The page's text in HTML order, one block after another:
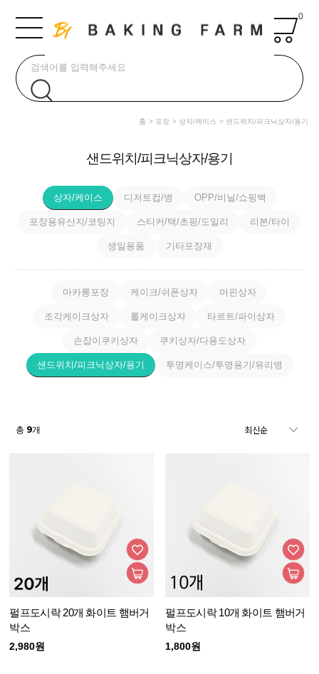
0
홈 포장 상자/케이스 샌드위치/피크닉상자/용기
샌드위치/피크닉상자/용기
상자/케이스 디저트컵/병 OPP/비닐/쇼핑백
포장용유산지/코팅지 스티커/택/초핑/도일리 리본/타이
생일용품 기타포장재
마카롱포장 케이크/쉬폰상자 머핀상자
조각케이크상자 롤케이크상자 타르트/파이상자
손잡이쿠키상자 쿠키상자/다용도상자
샌드위치/피크닉상자/용기 투명케이스/투명용기/유리병
총 9개
펄프도시락 20개 화이트 햄버거
박스
2,980원
펄프도시락 10개 화이트 햄버거
박스
1,800원